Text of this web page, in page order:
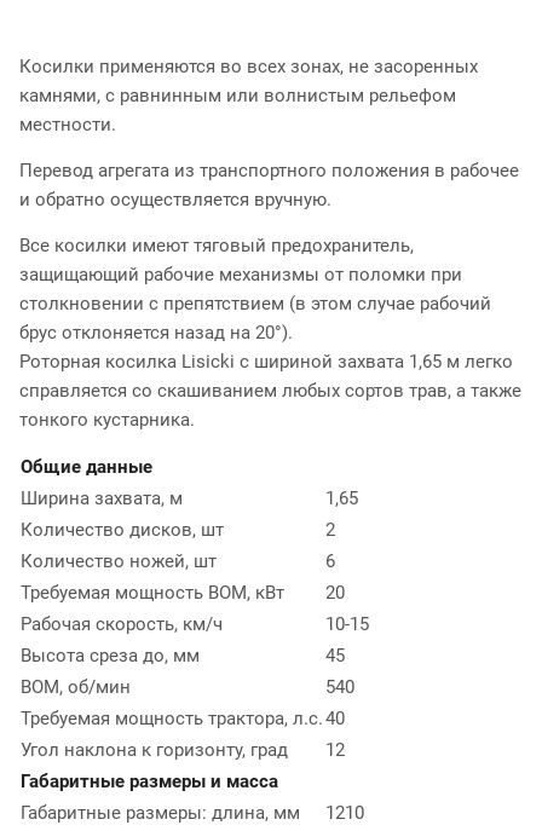
Косилки применяются во всех зонах, не засоренных
камнями, с равнинным или волнистым рельефом
местности.
Перевод агрегата из транспортного положения в рабочее
и обратно осуществляется вручную.
Все косилки имеют тяговый предохранитель,
защищающий рабочие механизмы от поломки при
столкновении с препятствием (в этом случае рабочий
брус отклоняется назад на 20°).
Роторная косилка Lisicki с шириной захвата 1,65 м легко
справляется со скашиванием любых сортов трав, а также
тонкого кустарника.
Общие данные
Ширина захвата, м
1,65
Количество дисков, шт
2
Количество ножей, шт
6
Требуемая мощность ВОМ, кВт
20
Рабочая скорость, км/ч
10-15
Высота среза до, мм
45
ВОМ, об/мин
540
Требуемая мощность трактора, л.с.40
Угол наклона к горизонту, град
12
Габаритные размеры и масса
Габаритные размеры: длина, мм
1210